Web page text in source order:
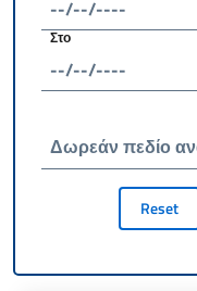
Στο
Δωρεάν πεδίο
Reset